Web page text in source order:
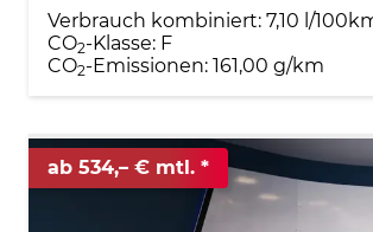
Verbrauch kombiniert: 7,10 l/
CO2-Klasse: F
CO2-Emissionen: 161,00 g/km
ab 534,– € mtl.